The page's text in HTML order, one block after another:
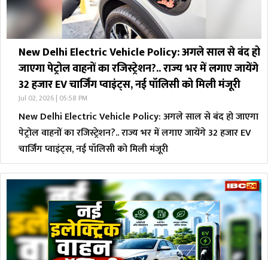
New Delhi Electric Vehicle Policy: अगले साल से बंद हो
जाएगा पेट्रोल वाहनों का रजिस्ट्रेशन?.. राज्य भर में लगाए जायेंगे
32 हजार EV चार्जिंग प्वाइंट्स, नई पॉलिसी को मिली मंजूरी
Jul 02, 2026 | 05:58 PM
New Delhi Electric Vehicle Policy: अगले साल से बंद हो जाएगा
पेट्रोल वाहनों का रजिस्ट्रेशन?.. राज्य भर में लगाए जायेंगे 32 हजार EV
चार्जिंग प्वाइंट्स, नई पॉलिसी को मिली मंजूरी